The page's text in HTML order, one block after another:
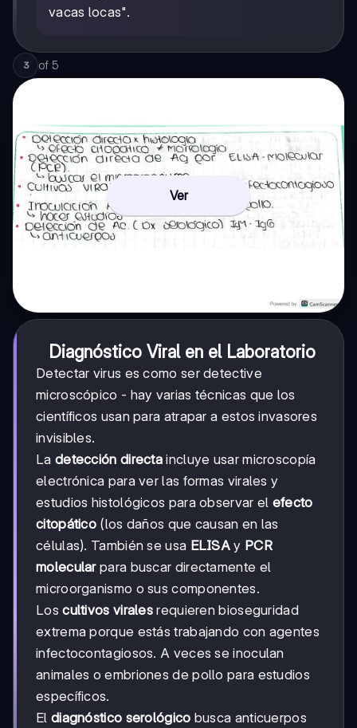
vacas locas".
3 of 5
Ver
Diagnóstico Viral en el Laboratorio
Detectar virus es como ser detective
microscópico - hay varias técnicas que los
científicos usan para atrapar a estos invasores
invisibles.
La detección directa incluye usar microscopía
electrónica para ver las formas virales y
estudios histológicos para observar el efecto
citopático (los daños que causan en las
células). También se usa ELISA y PCR
molecularpara buscar directamente el
microorganismo o sus componentes.
Loscultivos virales requieren bioseguridad
extrema porque estás trabajando con agentes
infectocontagiosos. A veces se inoculan
animales o embriones de pollo para estudios
específicos.
El diagnóstico serológico busca anticuerpos